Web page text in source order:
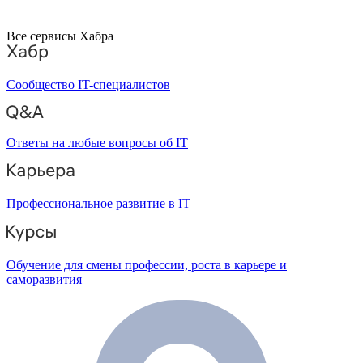
Все сервисы Хабра
Сообщество IT-специалистов
Ответы на любые вопросы об IT
Профессиональное развитие в IT
Обучение для смены профессии, роста в карьере и
саморазвития